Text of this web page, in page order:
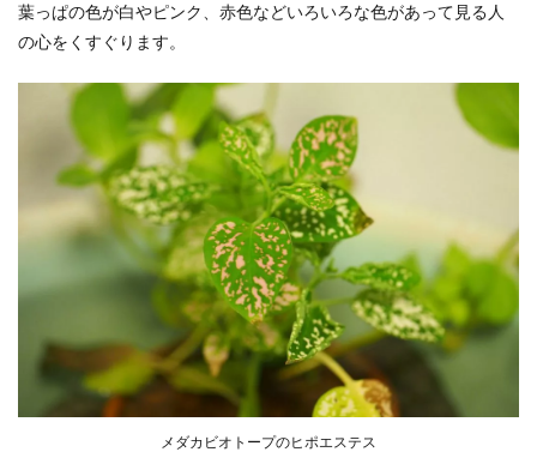
葉っぱの色が白やピンク、赤色などいろいろな色があって見る人
の心をくすぐります。
メダカビオトープのヒポエステス